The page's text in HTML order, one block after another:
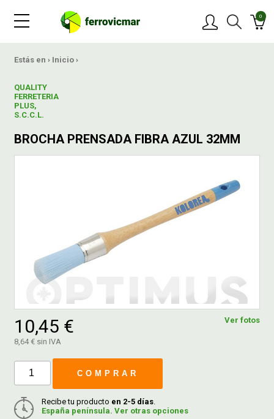
0
Estás en › Inicio ›
QUALITY
FERRETERIA
PLUS,
S.C.C.L.
BROCHA PRENSADA FIBRA AZUL 32MM
Ver fotos
10,45 €
8,64 € sin IVA
COMPRAR
Recibe tu producto en 2-5 días.
España península. Ver otras opciones
OFERTAS
CONTACTAR
FERROVICMAR
DESPIECE